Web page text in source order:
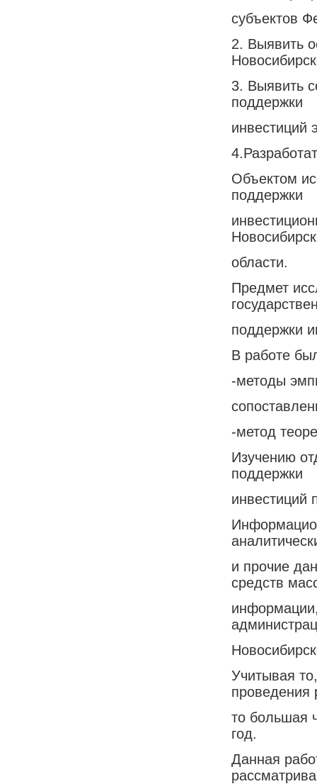
субъектов
2. Выявить
3. Выявить
поддержки
инвестиций
Объектом
поддержки
области.
Предмет
поддержки
В работе
-методы
-метод
Изучению
поддержки
инвестиций
и прочие
средств
Учитывая
то большая
год.
Данная